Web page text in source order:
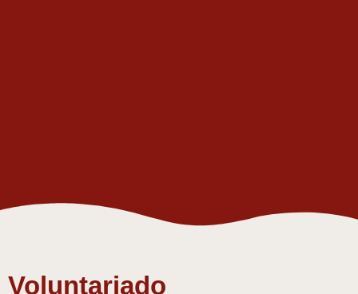
Voluntariado